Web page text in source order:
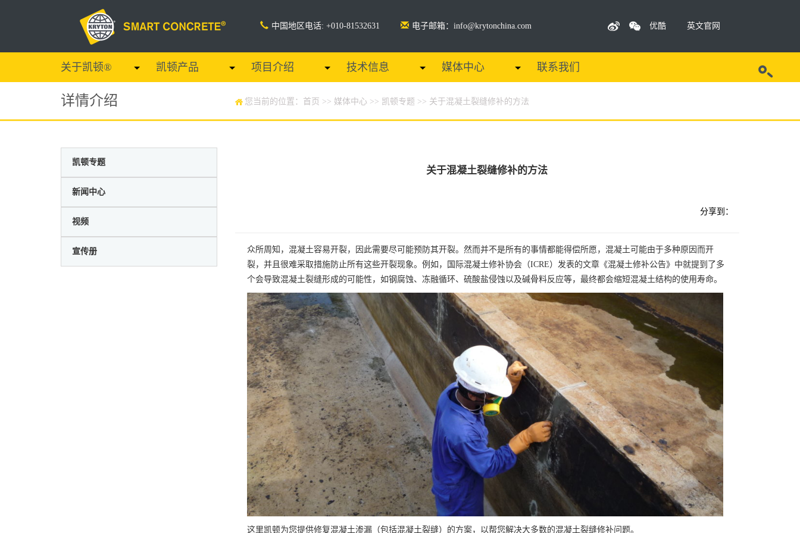
中国地区电话: +010-81532631 电子邮箱：info@krytonchina.com 优酷 英文官网
关于凯顿® 凯顿产品 项目介绍 技术信息 媒体中心 联系我们
详情介绍 您当前的位置： 首页 >> 媒体中心 >> 凯顿专题 >> 关于混凝土裂缝修补的方法
凯顿专题
新闻中心
视频
宣传册
关于混凝土裂缝修补的方法
分享到：
众所周知，混凝土容易开裂，因此需要尽可能预防其开裂。然而并不是所有的事情都能得偿所愿，混凝土可能由于多种原因而开
裂，并且很难采取措施防止所有这些开裂现象。例如，国际混凝土修补协会（ICRE）发表的文章《混凝土修补公告》中就提到了多
个会导致混凝土裂缝形成的可能性，如钢腐蚀、冻融循环、硫酸盐侵蚀以及碱骨料反应等，最终都会缩短混凝土结构的使用寿命。
这里凯顿为您提供修复混凝土渗漏（包括混凝土裂缝）的方案，以帮您解决大多数的混凝土裂缝修补问题。